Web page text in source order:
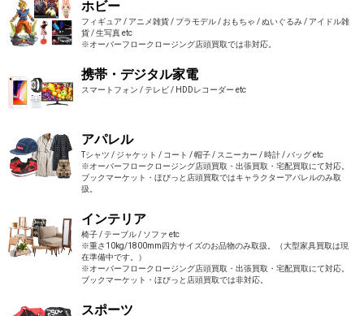
ホビー
フィギュア / アニメ雑貨 / プラモデル / おもちゃ / ぬいぐるみ / アイドル雑
貨 / 生写真 etc
※オーバーフロークロージング店頭買取では非対応。
携帯・デジタル家電
スマートフォン / テレビ / HDDレコーダー etc
アパレル
Tシャツ / ジャケット / コート / 帽子 / スニーカー / 時計 / バッグ etc
※オーバーフロークロージング店頭買取・出張買取・宅配買取にて対応。
ブックマーケット・ほびっと店頭買取ではキャラクターアパレルのみ取
扱。
インテリア
椅子 / テーブル / ソファ etc
※重さ10kg/1800mm四方サイズのお品物のみ取扱。（大型家具買取は現
在準備中です。）
※オーバーフロークロージング店頭買取・出張買取・宅配買取にて対応。
ブックマーケット・ほびっと店頭買取では非対応。
スポーツ